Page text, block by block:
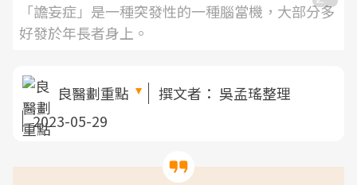
「譫妄症」是一種突發性的一種腦當機，大部分多
好發於年長者身上。
良醫劃重點 撰文者： 吳孟瑤整理
2023-05-29